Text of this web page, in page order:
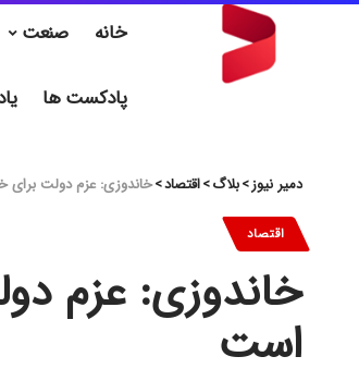
خانه صنعت
پادکست ها
دمیر نیوز>بلاگ>اقتصاد>خاندوزی: عزم دولت
اقتصاد
خاندوزی: عزم
است